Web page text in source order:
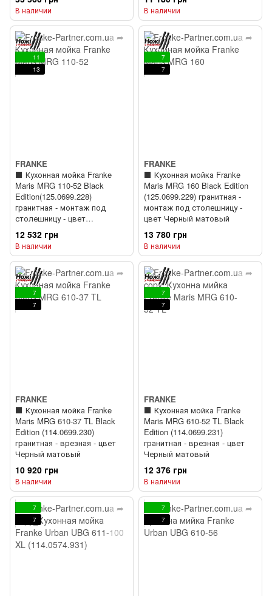
Color line в комплекте) + ⬛️
Кухонный смеситель Franke
Active Twist (115.0669.769)
Черный матовый
В наличии В наличии
11
13
FRANKE
⬛️ Кухонная мойка Franke
Maris MRG 110-52 Black
Edition(125.0699.228)
гранитная - монтаж под
столешницу - цвет
Черный матовый
12 532 грн
В наличии
7
7
FRANKE
⬛️ Кухонная мойка Franke
Maris MRG 160 Black Edition
(125.0699.229) гранитная -
монтаж под столешницу -
цвет Черный матовый
13 780 грн
В наличии
7
7
FRANKE
⬛️ Кухонная мойка Franke
Maris MRG 610-37 TL Black
Edition (114.0699.230)
гранитная - врезная - цвет
Черный матовый
10 920 грн
В наличии
7
7
FRANKE
⬛️ Кухонная мойка Franke
Maris MRG 610-52 TL Black
Edition (114.0699.231)
гранитная - врезная - цвет
Черный матовый
12 376 грн
В наличии
7
7
7
7